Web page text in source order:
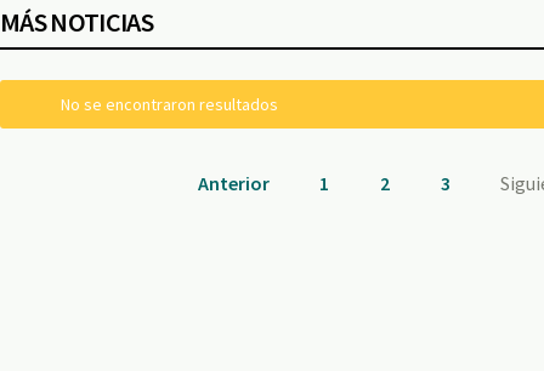
MÁS NOTICIAS
No se encontraron resultados
Anterior 1 2 3